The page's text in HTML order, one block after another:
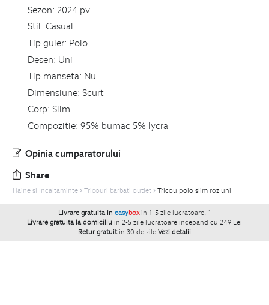
Sezon: 2024 pv
Stil: Casual
Tip guler: Polo
Desen: Uni
Tip manseta: Nu
Dimensiune: Scurt
Corp: Slim
Compozitie: 95% bumac 5% lycra
Opinia cumparatorului
Share
Haine si Incaltaminte Tricouri barbati outlet Tricou polo slim roz uni
Livrare gratuita in easybox in 1-5 zile lucratoare. `
Livrare gratuita la domiciliu in 2-5 zile lucratoare incepand cu 249 Lei
Retur gratuit in 30 de zile Vezi detalii